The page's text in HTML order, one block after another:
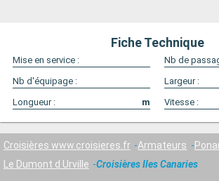
Fiche Technique
Mise en service :
Nb de
Nb d'équipage :
Largeur :
Longueur :
m Vitesse :
Croisières www.croisieres.fr Armateurs
Le Dumont d Urville
Croisières Iles Canaries